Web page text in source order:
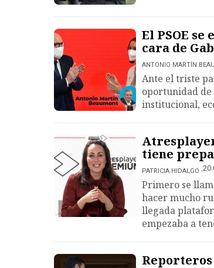
El PSOE
cara de
ANTONIO MARTÍN
Ante el triste
oportunidad de
institucional,
tiene
PATRICIA HIDALGO
Primero se
hacer mucho
llegada
empezaba a
Reporteros